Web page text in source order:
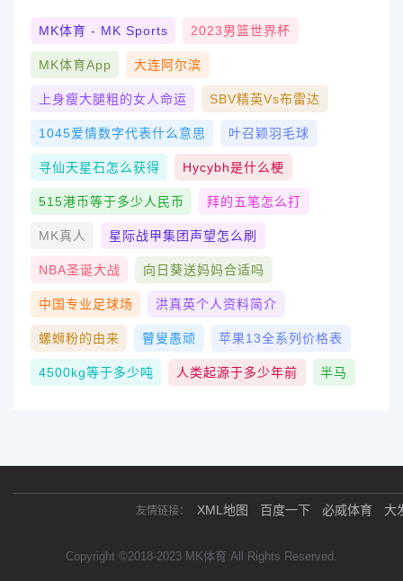
MK体育 - MK Sports 2023男篮世界杯
MK体育App 大连阿尔滨
上身瘦大腿粗的女人命运 SBV精英vs布雷达
1045爱情数字代表什么意思 叶召颖羽毛球
寻仙天星石怎么获得 Hycybh是什么梗
515港币等于多少人民币 拜的五笔怎么打
MK真人 星际战甲集团声望怎么刷
NBA圣诞大战 向日葵送妈妈合适吗
中国专业足球场 洪真英个人资料简介
螺蛳粉的由来 瞽叟愚顽 苹果13全系列价格表
4500kg等于多少吨 人类起源于多少年前 半马
友情链接： XML地图 百度一下 必威体育 大
Copyright ©2018-2023 MK体育 All Rights Reserved.